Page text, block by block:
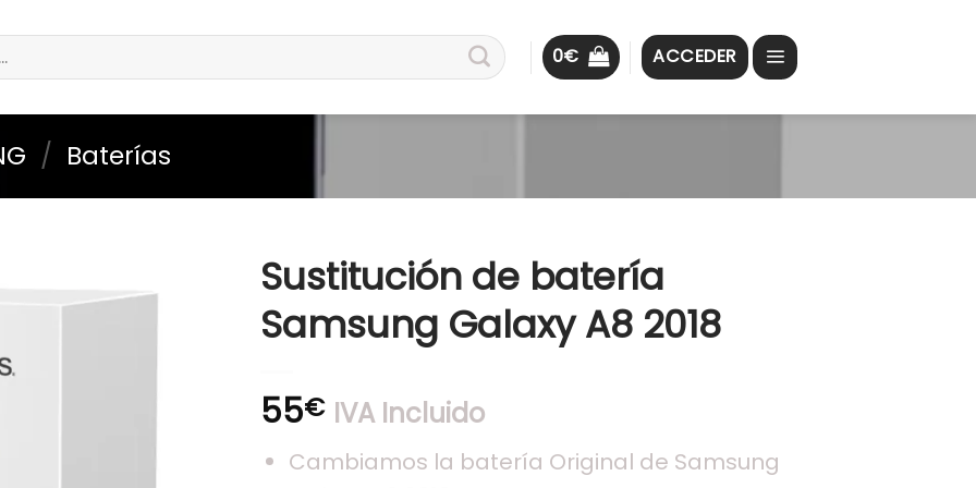
0€ ACCEDER
/ Baterías
Sustitución de batería
Samsung Galaxy A8 2018
55€ IVA Incluido
Cambiamos la batería Original de Samsung